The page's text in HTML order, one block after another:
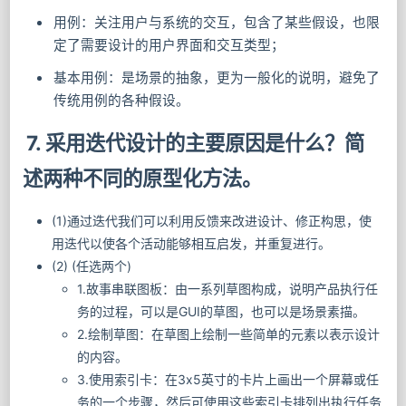
用例：关注用户与系统的交互，包含了某些假设，也限
定了需要设计的用户界面和交互类型；
基本用例：是场景的抽象，更为一般化的说明，避免了
传统用例的各种假设。
7. 采用迭代设计的主要原因是什么？简
述两种不同的原型化方法。
(1)通过迭代我们可以利用反馈来改进设计、修正构思，使
用迭代以使各个活动能够相互启发，并重复进行。
(2) (任选两个)
1.故事串联图板：由一系列草图构成，说明产品执行任
务的过程，可以是GUI的草图，也可以是场景素描。
2.绘制草图：在草图上绘制一些简单的元素以表示设计
的内容。
3.使用索引卡：在3x5英寸的卡⽚上画出一个屏幕或任
务的一个步骤，然后可使用这些索引卡排列出执行任务